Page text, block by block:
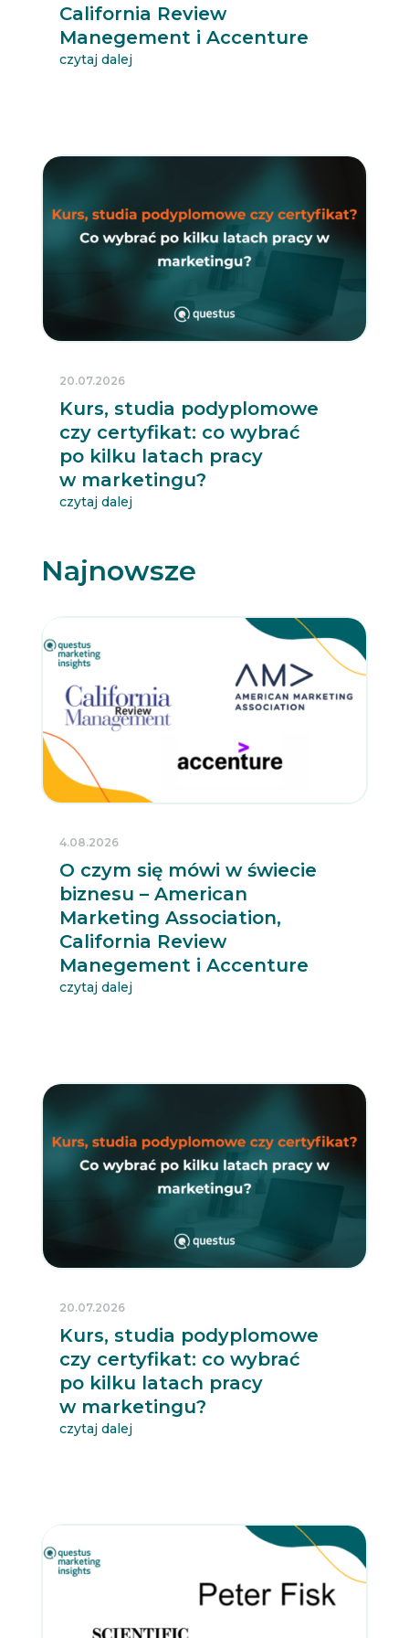
California Review
Manegement i Accenture
czytaj dalej
Kurs, studia podyplomowe
czy certyfikat: co wybrać
po kilku latach pracy
w marketingu?
20.07.2026
czytaj dalej
Najnowsze
O czym się mówi w świecie
biznesu – American
Marketing Association,
California Review
Manegement i Accenture
4.08.2026
czytaj dalej
Kurs, studia podyplomowe
czy certyfikat: co wybrać
po kilku latach pracy
w marketingu?
20.07.2026
czytaj dalej